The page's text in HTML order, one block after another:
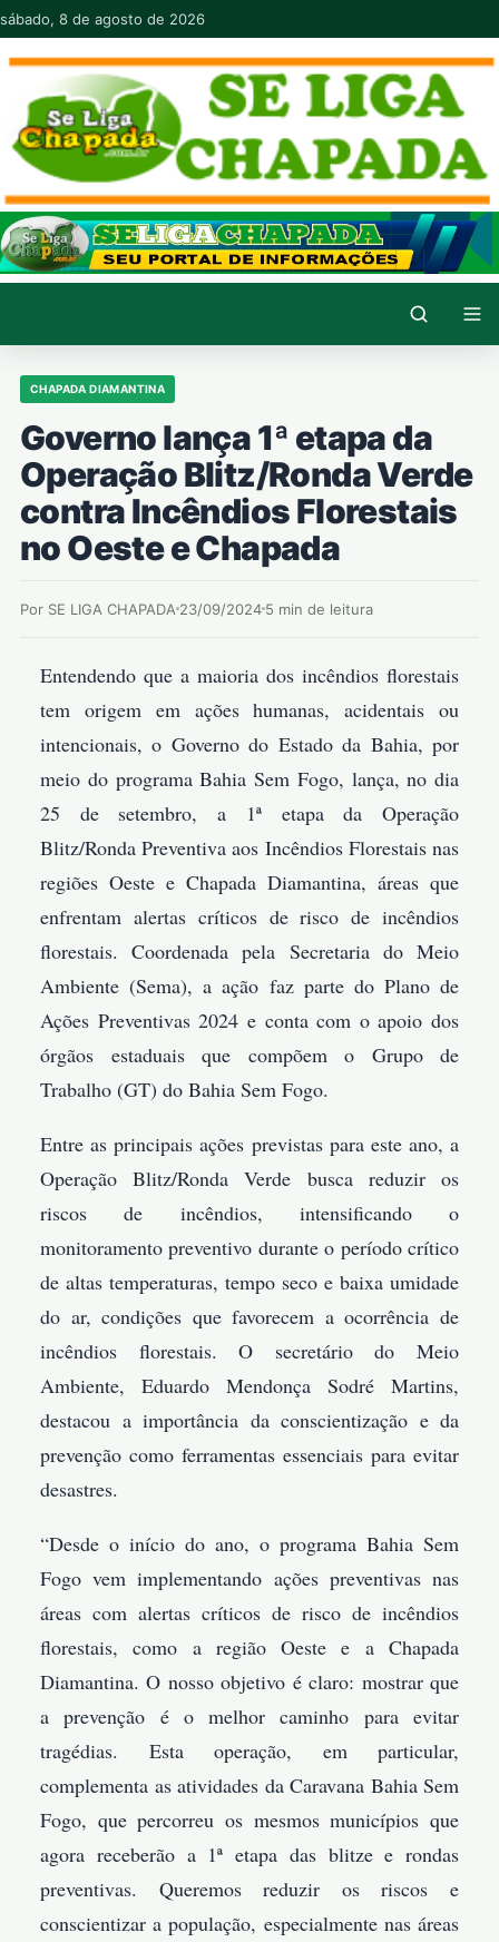
Pular para o conteúdo
sábado, 8 de agosto de 2026
CHAPADA DIAMANTINA
Governo lança 1ª etapa da
Operação Blitz/Ronda Verde
contra Incêndios Florestais
no Oeste e Chapada
Por SE LIGA CHAPADA 23/09/2024 5 min de leitura
Entendendo que a maioria dos incêndios florestais
tem origem em ações humanas, acidentais ou
intencionais, o Governo do Estado da Bahia, por
meio do programa Bahia Sem Fogo, lança, no dia
25 de setembro, a 1ª etapa da Operação
Blitz/Ronda Preventiva aos Incêndios Florestais nas
regiões Oeste e Chapada Diamantina, áreas que
enfrentam alertas críticos de risco de incêndios
florestais. Coordenada pela Secretaria do Meio
Ambiente (Sema), a ação faz parte do Plano de
Ações Preventivas 2024 e conta com o apoio dos
órgãos estaduais que compõem o Grupo de
Trabalho (GT) do Bahia Sem Fogo.
Entre as principais ações previstas para este ano, a
Operação Blitz/Ronda Verde busca reduzir os
riscos de incêndios, intensificando o
monitoramento preventivo durante o período crítico
de altas temperaturas, tempo seco e baixa umidade
do ar, condições que favorecem a ocorrência de
incêndios florestais. O secretário do Meio
Ambiente, Eduardo Mendonça Sodré Martins,
destacou a importância da conscientização e da
prevenção como ferramentas essenciais para evitar
desastres.
“Desde o início do ano, o programa Bahia Sem
Fogo vem implementando ações preventivas nas
áreas com alertas críticos de risco de incêndios
florestais, como a região Oeste e a Chapada
Diamantina. O nosso objetivo é claro: mostrar que
a prevenção é o melhor caminho para evitar
tragédias. Esta operação, em particular,
complementa as atividades da Caravana Bahia Sem
Fogo, que percorreu os mesmos municípios que
agora receberão a 1ª etapa das blitze e rondas
preventivas. Queremos reduzir os riscos e
conscientizar a população, especialmente nas áreas